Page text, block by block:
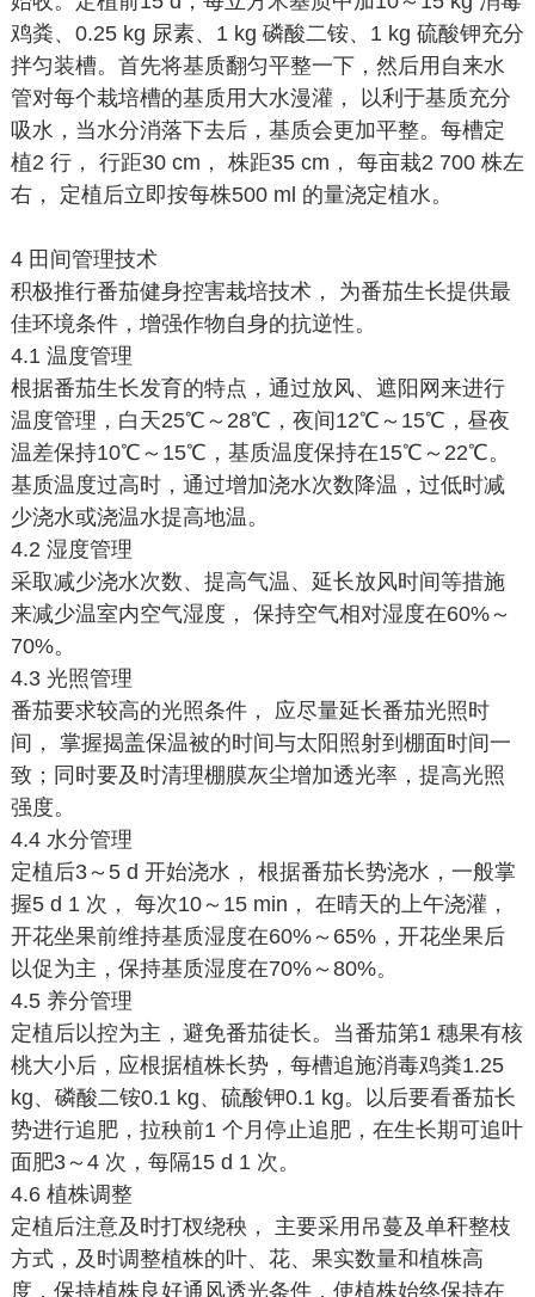
鸡粪、0.25 kg 尿素、1 kg 磷酸二铵、1 kg 硫酸钾充分
拌匀装槽。首先将基质翻匀平整一下，然后用自来水
管对每个栽培槽的基质用大水漫灌， 以利于基质充分
吸水，当水分消落下去后，基质会更加平整。每槽定
植2 行， 行距30 cm， 株距35 cm， 每亩栽2 700 株左
右， 定植后立即按每株500 ml 的量浇定植水。
4 田间管理技术
积极推行番茄健身控害栽培技术， 为番茄生长提供最
佳环境条件，增强作物自身的抗逆性。
4.1 温度管理
根据番茄生长发育的特点，通过放风、遮阳网来进行
温度管理，白天25℃～28℃，夜间12℃～15℃，昼夜
温差保持10℃～15℃，基质温度保持在15℃～22℃。
基质温度过高时，通过增加浇水次数降温，过低时减
少浇水或浇温水提高地温。
4.2 湿度管理
采取减少浇水次数、提高气温、延长放风时间等措施
来减少温室内空气湿度， 保持空气相对湿度在60%～
70%。
4.3 光照管理
番茄要求较高的光照条件， 应尽量延长番茄光照时
间， 掌握揭盖保温被的时间与太阳照射到棚面时间一
致；同时要及时清理棚膜灰尘增加透光率，提高光照
强度。
4.4 水分管理
定植后3～5 d 开始浇水， 根据番茄长势浇水，一般掌
握5 d 1 次， 每次10～15 min， 在晴天的上午浇灌，
开花坐果前维持基质湿度在60%～65%，开花坐果后
以促为主，保持基质湿度在70%～80%。
4.5 养分管理
定植后以控为主，避免番茄徒长。当番茄第1 穗果有核
桃大小后，应根据植株长势，每槽追施消毒鸡粪1.25
kg、磷酸二铵0.1 kg、硫酸钾0.1 kg。以后要看番茄长
势进行追肥，拉秧前1 个月停止追肥，在生长期可追叶
面肥3～4 次，每隔15 d 1 次。
4.6 植株调整
定植后注意及时打杈绕秧， 主要采用吊蔓及单秆整枝
方式，及时调整植株的叶、花、果实数量和植株高
度，保持植株良好通风透光条件，使植株始终保持在